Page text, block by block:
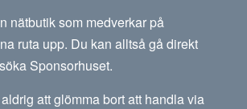
nätbutik som medverkar på
ruta upp. Du kan alltså gå direkt
Sponsorhuset.
att glömma bort att handla via